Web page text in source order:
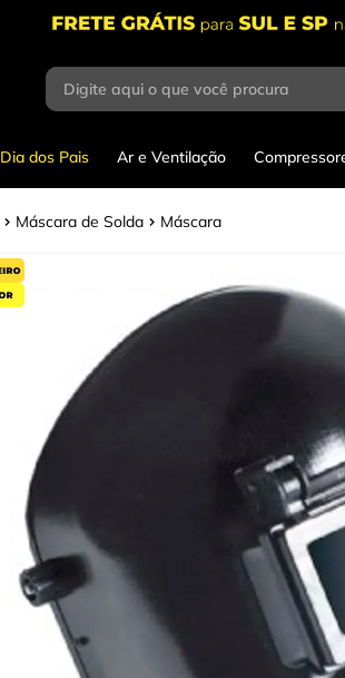
Digite aqui o que você procura
Dia dos Pais Ar e Ventilação
Máscara de Solda Máscara